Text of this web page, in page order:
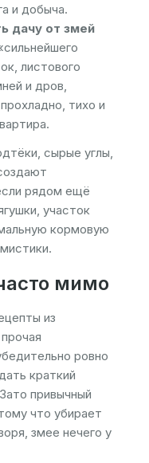
и добыча.
дачу от змей
листового
и дров,
тихо и
сырые углы,
рядом ещё
участок
кормовую
мимо
из
ровно
краткий
привычный
что убирает
змее нечего у